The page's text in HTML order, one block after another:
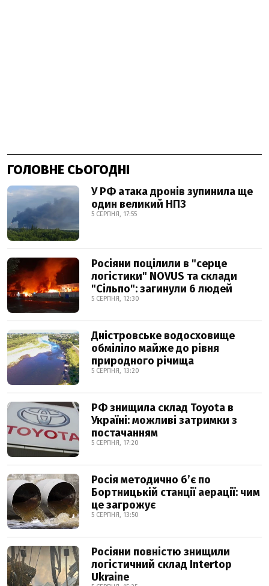
ГОЛОВНЕ СЬОГОДНІ
У РФ атака дронів зупинила ще
один великий НПЗ
5 СЕРПНЯ, 17:55
Росіяни поцілили в "серце
логістики" NOVUS та склади
"Сільпо": загинули 6 людей
5 СЕРПНЯ, 12:30
Дністровське водосховище
обміліло майже до рівня
природного річища
5 СЕРПНЯ, 13:20
РФ знищила склад Toyota в
Україні: можливі затримки з
постачанням
5 СЕРПНЯ, 17:20
Росія методично б’є по
Бортницькій станції аерації: чим
це загрожує
5 СЕРПНЯ, 13:50
Росіяни повністю знищили
логістичний склад Intertop
Ukraine